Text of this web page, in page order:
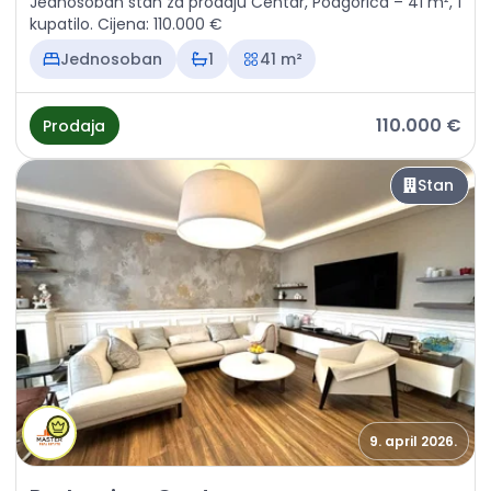
kupatilo. Cijena: 110.000 €
Jednosoban
1 41 m²
Prodaja 110.000 €
Stan
9. april 2026.